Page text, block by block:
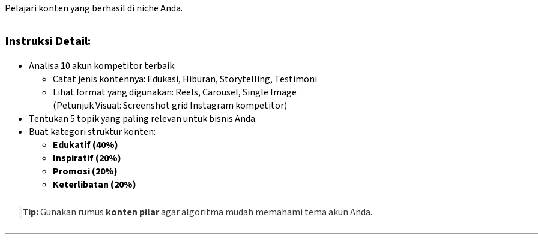
Pelajari konten yang berhasil di niche Anda.
Instruksi Detail:
Analisa 10 akun kompetitor terbaik:
Catat jenis kontennya: Edukasi, Hiburan, Storytelling, Testimoni
Lihat format yang digunakan: Reels, Carousel, Single Image
(Petunjuk Visual: Screenshot grid Instagram kompetitor)
Tentukan 5 topik yang paling relevan untuk bisnis Anda.
Buat kategori struktur konten:
Edukatif (40%)
Inspiratif (20%)
Promosi (20%)
Keterlibatan (20%)
Tip:Gunakan rumus konten pilaragar algoritma mudah memahami tema akun Anda.